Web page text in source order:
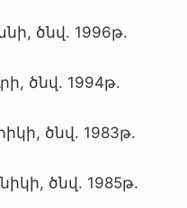
ծնվ. 1996թ.
ծնվ. 1994թ.
ծնվ. 1983թ.
ծնվ. 1985թ.